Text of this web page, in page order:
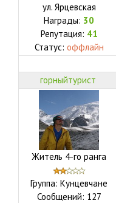
ул. Ярцевская
Награды: 30
Репутация: 41
Статус: оффлайн
горныйтурист
Житель 4-го ранга
Группа: Кунцевчане
Сообщений: 127